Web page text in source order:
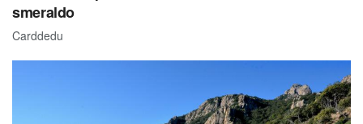
smeraldo
Carddedu